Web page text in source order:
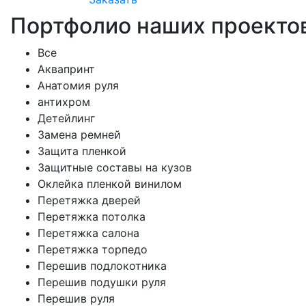
Портфолио наших
Все
Аквапринт
Анатомия руля
антихром
Детейлинг
Замена ремней
Защита пленкой
Защитные составы на кузов
Оклейка пленкой винилом
Перетяжка дверей
Перетяжка потолка
Перетяжка салона
Перетяжка торпедо
Перешив подлокотника
Перешив подушки руля
Перешив руля